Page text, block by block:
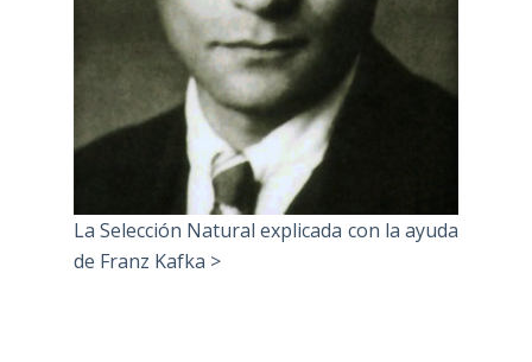
La Selección Natural explicada con la ayuda
de Franz Kafka >